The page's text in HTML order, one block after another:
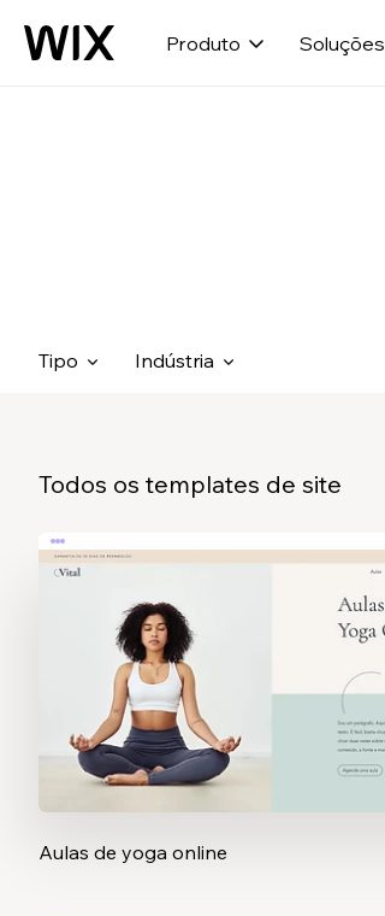
Produto Soluções
Tipo Indústria
Todos os templates de site
Aulas de yoga online